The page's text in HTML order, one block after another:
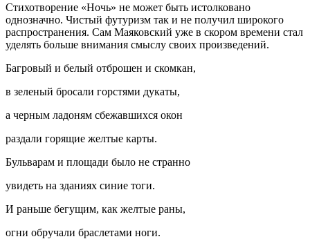
Стихотворение «Ночь» не может быть истолковано
однозначно. Чистый футуризм так и не получил широкого
распространения. Сам Маяковский уже в скором времени стал
уделять больше внимания смыслу своих произведений.
Багровый и белый отброшен и скомкан,
в зеленый бросали горстями дукаты,
а черным ладоням сбежавшихся окон
раздали горящие желтые карты.
Бульварам и площади было не странно
увидеть на зданиях синие тоги.
И раньше бегущим, как желтые раны,
огни обручали браслетами ноги.